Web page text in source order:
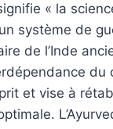
« la
système de
de l’Inde
du
et vise à